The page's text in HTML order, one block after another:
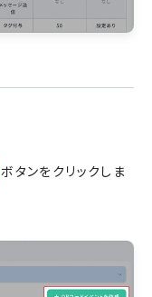
ボタンをクリックしま